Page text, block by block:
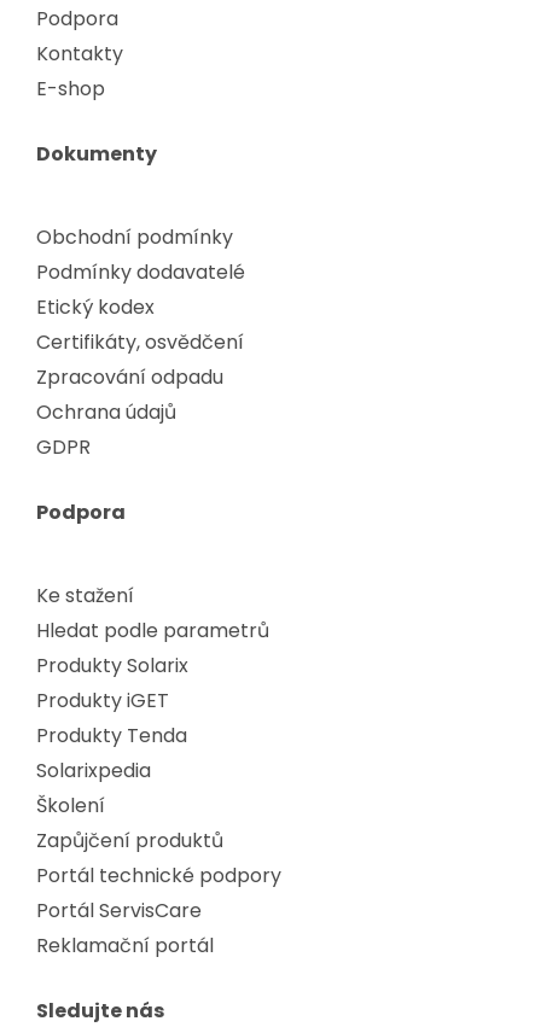
Podpora
Kontakty
E-shop
Dokumenty
Obchodní podmínky
Podmínky dodavatelé
Etický kodex
Certifikáty, osvědčení
Zpracování odpadu
Ochrana údajů
GDPR
Podpora
Ke stažení
Hledat podle parametrů
Produkty Solarix
Produkty iGET
Produkty Tenda
Solarixpedia
Školení
Zapůjčení produktů
Portál technické podpory
Portál ServisCare
Reklamační portál
Sledujte nás